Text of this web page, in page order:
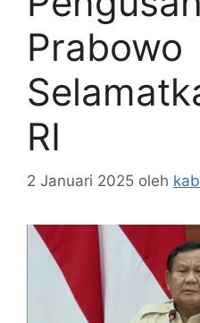
Prabowo
RI
2 Januari 2025 oleh